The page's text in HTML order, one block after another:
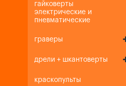
гайковерты
электрические и
пневматические
граверы
дрели + шкантоверты
краскопульты